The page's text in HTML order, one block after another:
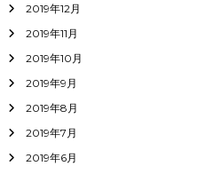
2019年12月
2019年11月
2019年10月
2019年9月
2019年8月
2019年7月
2019年6月